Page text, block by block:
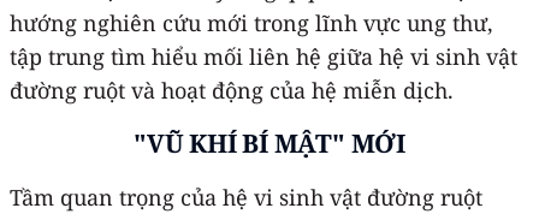
hướng nghiên cứu mới trong lĩnh vực ung thư,
tập trung tìm hiểu mối liên hệ giữa hệ vi sinh vật
đường ruột và hoạt động của hệ miễn dịch.
"VŨ KHÍ BÍ MẬT" MỚI
Tầm quan trọng của hệ vi sinh vật đường ruột